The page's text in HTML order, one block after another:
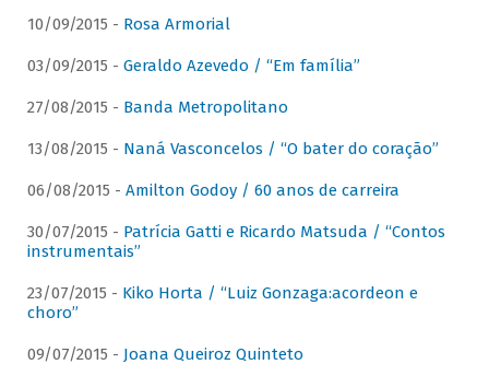
10/09/2015 - Rosa Armorial
03/09/2015 - Geraldo Azevedo / “Em família”
27/08/2015 - Banda Metropolitano
13/08/2015 - Naná Vasconcelos / “O bater do coração”
06/08/2015 - Amilton Godoy / 60 anos de carreira
30/07/2015 - Patrícia Gatti e Ricardo Matsuda / “Contos
instrumentais”
23/07/2015 - Kiko Horta / “Luiz Gonzaga:acordeon e
choro”
09/07/2015 - Joana Queiroz Quinteto